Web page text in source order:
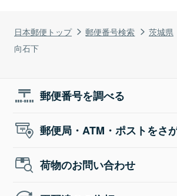
日本郵便トップ 郵便番号検索 茨城県
向石下
郵便番号を調べる
郵便局・ATM・ポストをさ
荷物のお問い合わせ